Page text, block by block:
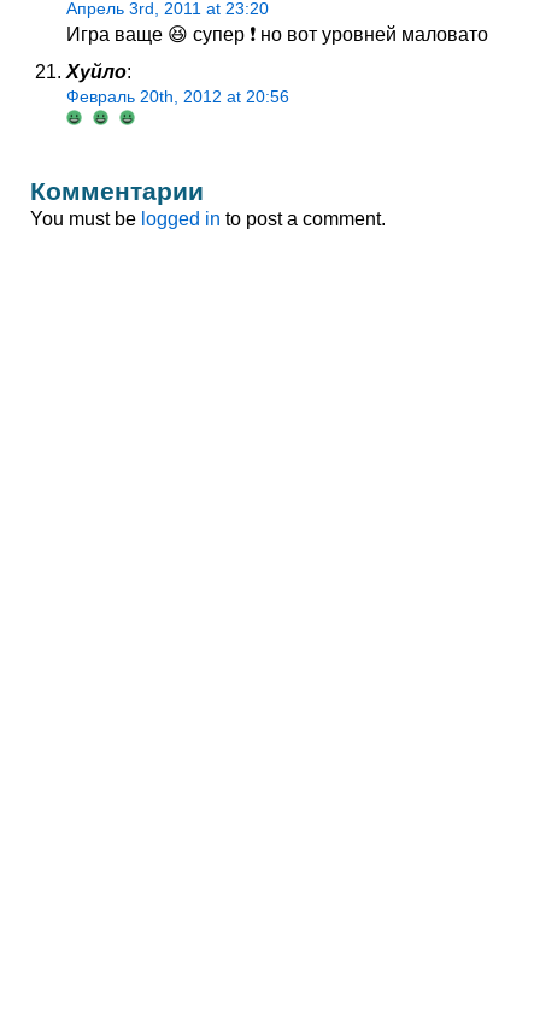
Апрель 3rd, 2011 at 23:20
Игра ваще 😆 супер ❗ но вот уровней маловато
Хуйло:
Февраль 20th, 2012 at 20:56
Комментарии
You must be logged in to post a comment.